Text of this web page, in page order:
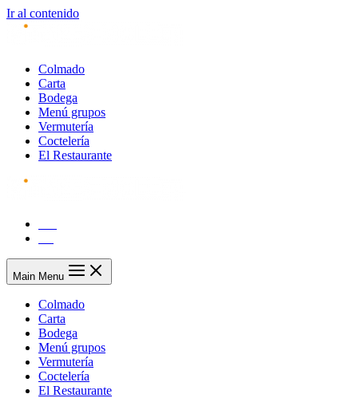
Ir al contenido
Colmado
Carta
Bodega
Menú grupos
Vermutería
Coctelería
El Restaurante
Main Menu
Colmado
Carta
Bodega
Menú grupos
Vermutería
Coctelería
El Restaurante